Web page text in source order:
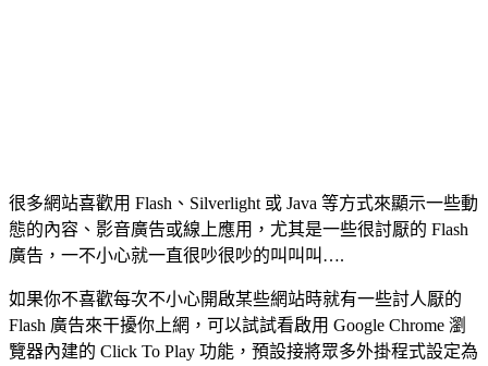
很多網站喜歡用 Flash、Silverlight 或 Java 等方式來顯示一些動
態的內容、影音廣告或線上應用，尤其是一些很討厭的 Flash
廣告，一不小心就一直很吵很吵的叫叫叫….
如果你不喜歡每次不小心開啟某些網站時就有一些討人厭的
Flash 廣告來干擾你上網，可以試試看啟用 Google Chrome 瀏
覽器內建的 Click To Play 功能，預設接將眾多外掛程式設定為